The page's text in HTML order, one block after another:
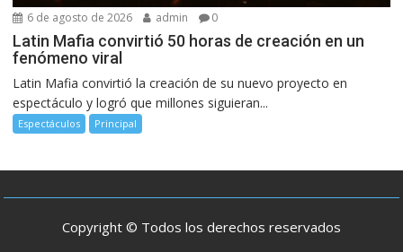
6 de agosto de 2026 admin 0
Latin Mafia convirtió 50 horas de creación en un
fenómeno viral
Latin Mafia convirtió la creación de su nuevo proyecto en
espectáculo y logró que millones siguieran...
Espectáculos Principal
Copyright © Todos los derechos reservados